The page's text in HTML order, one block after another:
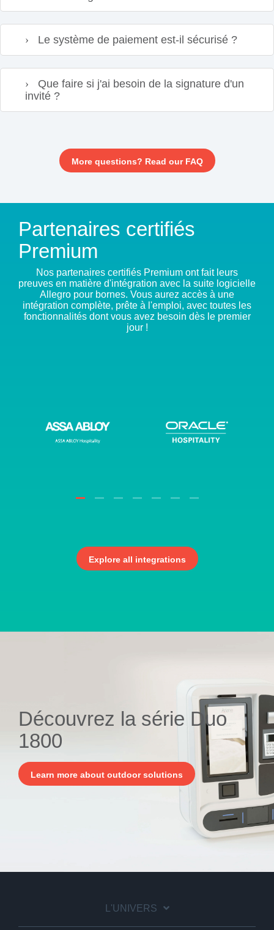
Le système de paiement est-il sécurisé ?
Que faire si j'ai besoin de la signature d'un
invité ?
More questions? Read our FAQ
Partenaires certifiés
Premium
Nos partenaires certifiés Premium ont fait leurs
preuves en matière d'intégration avec la suite logicielle
Allegro pour bornes. Vous aurez accès à une
intégration complète, prête à l'emploi, avec toutes les
fonctionnalités dont vous avez besoin dès le premier
jour !
Explore all integrations
Découvrez la série Duo
1800
Learn more about outdoor solutions
L'UNIVERS